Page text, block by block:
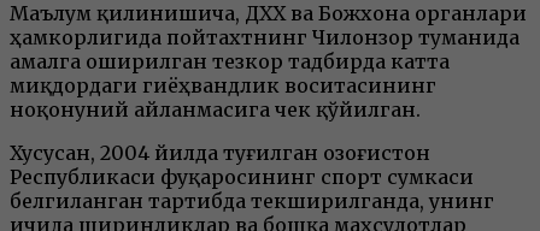
Маълум қилинишича, ДХХ ва Божхона органлари
ҳамкорлигида пойтахтнинг Чилонзор туманида
амалга оширилган тезкор тадбирда катта
миқдордаги гиёҳвандлик воситасининг
ноқонуний айланмасига чек қўйилган.
Хусусан, 2004 йилда туғилган Қозоғистон
Республикаси фуқаросининг спорт сумкаси
белгиланган тартибда текширилганда, унинг
ичида ширинликлар ва бошқа маҳсулотлар